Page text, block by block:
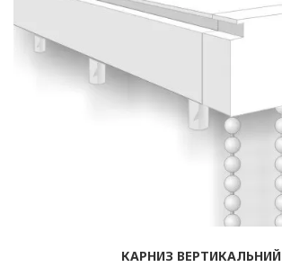
КАРНИЗ ВЕРТИКАЛЬНИЙ